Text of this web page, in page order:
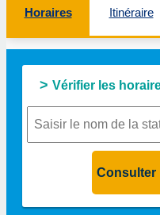
Horaires Itinéraire
Vérifier les